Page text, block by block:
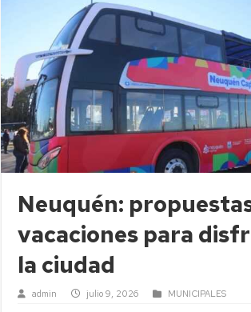
Neuquén:
vacaciones para
la ciudad
admin julio 9, 2026 MUNICIPALES